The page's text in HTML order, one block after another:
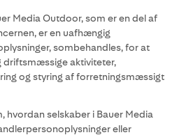
Media Outdoor, som er en del af
er en uafhængig
sombehandles, for at
driftsmæssige aktiviteter,
og styring af forretningsmæssigt
hvordan selskaber i Bauer Media
eller